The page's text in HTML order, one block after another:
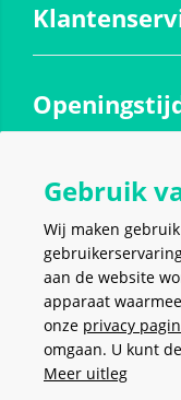
Contact
Social
Gebruik
Wij maken
aan de website
apparaat
onze privacy
omgaan. U kunt
Meer uitleg